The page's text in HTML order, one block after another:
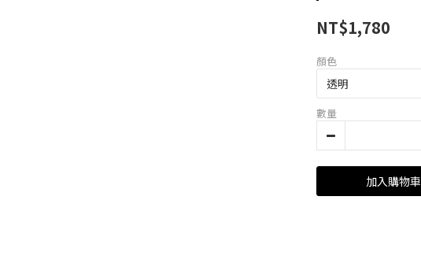
NT$1,780
顏色
數量
加入購物車